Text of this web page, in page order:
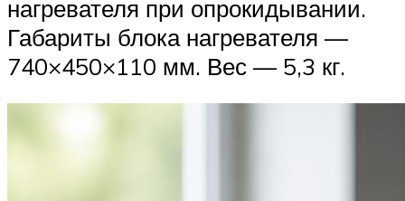
нагревателя при опрокидывании.
Габариты блока нагревателя —
740×450×110 мм. Вес — 5,3 кг.